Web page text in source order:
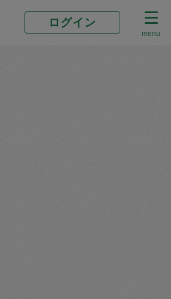
ログイン
menu